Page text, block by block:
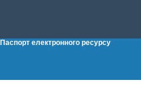
Паспорт електронного ресурсу